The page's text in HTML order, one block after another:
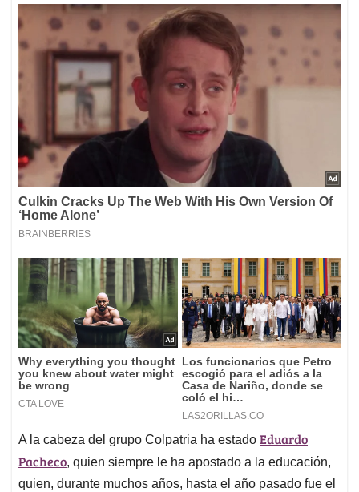
A la cabeza del grupo Colpatria ha estado Eduardo
Pacheco, quien siempre le ha apostado a la educación,
quien, durante muchos años, hasta el año pasado fue el